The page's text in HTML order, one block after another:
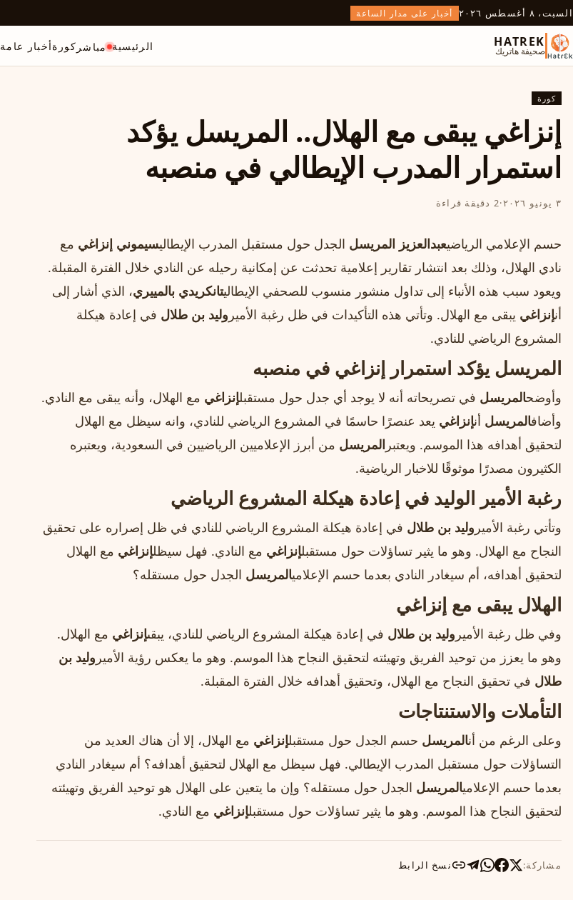
السبت، ٨ أغسطس ٢٠٢٦ أخبار على مدار الساعة
HATREK
صحيفة هاتريك الرئيسية مباشر كورةأخبار عامة
كورة
إنزاغي يبقى مع الهلال.. المريسل يؤكد
استمرار المدرب الإيطالي في منصبه
٣ يونيو ٢٠٢٦ ·2 دقيقة قراءة
حسم الإعلامي الرياضيعبدالعزيز المريسل الجدل حول مستقبل المدرب الإيطاليسيموني إنزاغي مع
نادي الهلال، وذلك بعد انتشار تقارير إعلامية تحدثت عن إمكانية رحيله عن النادي خلال الفترة المقبلة.
ويعود سبب هذه الأنباء إلى تداول منشور منسوب للصحفي الإيطاليتانكريدي بالمييري، الذي أشار إلى
أنإنزاغي يبقى مع الهلال. وتأتي هذه التأكيدات في ظل رغبة الأمير وليد بن طلال في إعادة هيكلة
المشروع الرياضي للنادي.
المريسل يؤكد استمرار إنزاغي في منصبه
وأوضحالمريسل في تصريحاته أنه لا يوجد أي جدل حول مستقبلإنزاغي مع الهلال، وأنه يبقى مع النادي.
وأضافالمريسل أنإنزاغي يعد عنصرًا حاسمًا في المشروع الرياضي للنادي، وانه سيظل مع الهلال
لتحقيق أهدافه هذا الموسم. ويعتبر المريسل من أبرز الإعلاميين الرياضيين في السعودية، ويعتبره
الكثيرون مصدرًا موثوقًا للاخبار الرياضية.
رغبة الأمير الوليد في إعادة هيكلة المشروع الرياضي
وتأتي رغبة الأمير وليد بن طلال في إعادة هيكلة المشروع الرياضي للنادي في ظل إصراره على تحقيق
النجاح مع الهلال. وهو ما يثير تساؤلات حول مستقبلإنزاغي مع النادي. فهل سيظلإنزاغي مع الهلال
لتحقيق أهدافه، أم سيغادر النادي بعدما حسم الإعلاميالمريسل الجدل حول مستقله؟
الهلال يبقى مع إنزاغي
وفي ظل رغبة الأمير وليد بن طلال في إعادة هيكلة المشروع الرياضي للنادي، يبقىإنزاغي مع الهلال.
وهو ما يعزز من توحيد الفريق وتهيئته لتحقيق النجاح هذا الموسم. وهو ما يعكس رؤية الأمير وليد بن
طلال في تحقيق النجاح مع الهلال، وتحقيق أهدافه خلال الفترة المقبلة.
التأملات والاستنتاجات
وعلى الرغم من أنالمريسل حسم الجدل حول مستقبلإنزاغي مع الهلال، إلا أن هناك العديد من
التساؤلات حول مستقبل المدرب الإيطالي. فهل سيظل مع الهلال لتحقيق أهدافه؟ أم سيغادر النادي
بعدما حسم الإعلاميالمريسل الجدل حول مستقله؟ وإن ما يتعين على الهلال هو توحيد الفريق وتهيئته
لتحقيق النجاح هذا الموسم. وهو ما يثير تساؤلات حول مستقبلإنزاغي مع النادي.
مشاركة: نسخ الرابط